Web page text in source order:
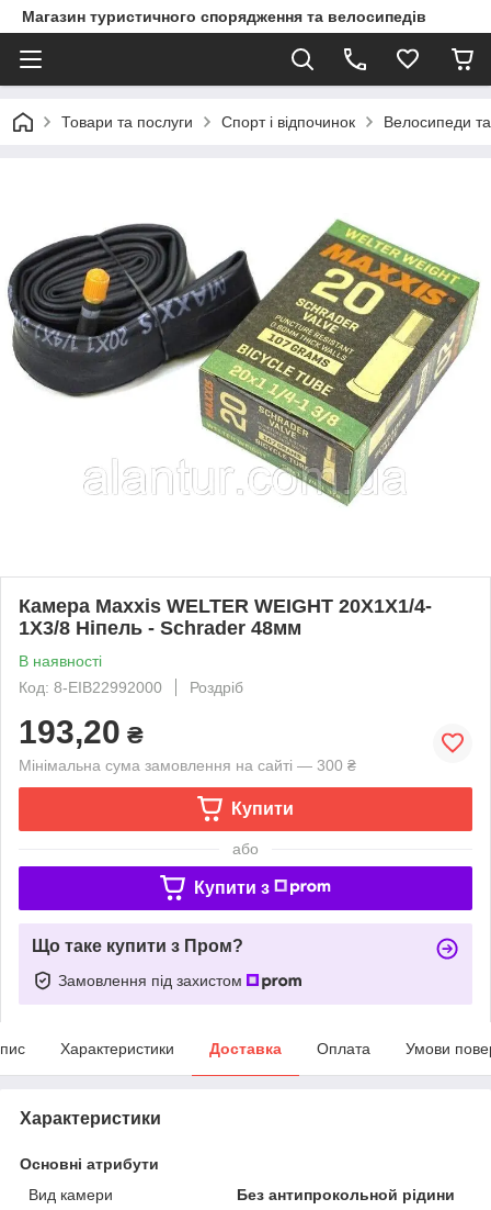
Магазин туристичного спорядження та велосипедів
Товари та послуги Спорт і відпочинок Велосипеди
Камера Maxxis WELTER WEIGHT 20X1X1/4-
1X3/8 Ніпель - Schrader 48мм
В наявності
Код: 8-EIB22992000
Роздріб
193,20 ₴
Мінімальна сума замовлення на сайті — 300 ₴
Купити
або
Купити з
Що таке купити з Пром?
Замовлення під захистом
Характеристики Доставка Оплата Умови
Характеристики
Основні атрибути
Вид камери
Без антипрокольной рідини